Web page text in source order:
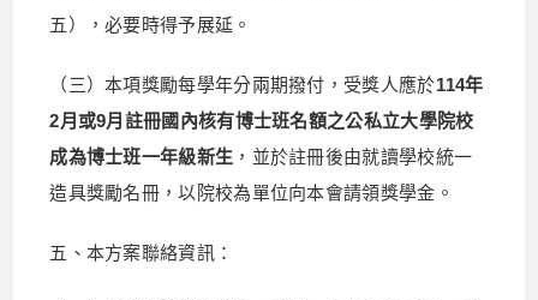
五），必要時得予展延。
（三）本項獎勵每學年分兩期撥付，受獎人應於114年
2月或9月註冊國內核有博士班名額之公私立大學院校
成為博士班一年級新生 ，並於註冊後由就讀學校統一
造具獎勵名冊，以院校為單位向本會請領獎學金。
五、本方案聯絡資訊：